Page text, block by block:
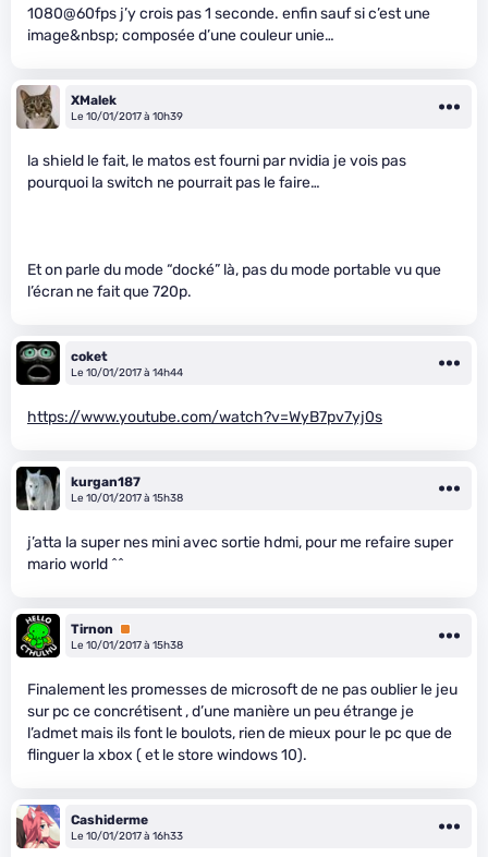
1080@60fps j’y crois pas 1 seconde. enfin sauf si c’est une
image&nbsp; composée d’une couleur unie…
XMalek
Le 10/01/2017 à 10h39
la shield le fait, le matos est fourni par nvidia je vois pas
pourquoi la switch ne pourrait pas le faire…
Et on parle du mode “docké” là, pas du mode portable vu que
l’écran ne fait que 720p.
coket
Le 10/01/2017 à 14h44
https://www.youtube.com/watch?v=WyB7pv7yj0s
kurgan187
Le 10/01/2017 à 15h38
j’atta la super nes mini avec sortie hdmi, pour me refaire super
mario world ^^
Tirnon
Premium
Le 10/01/2017 à 15h38
Finalement les promesses de microsoft de ne pas oublier le jeu
sur pc ce concrétisent , d’une manière un peu étrange je
l’admet mais ils font le boulots, rien de mieux pour le pc que de
flinguer la xbox ( et le store windows 10).
Cashiderme
Le 10/01/2017 à 16h33